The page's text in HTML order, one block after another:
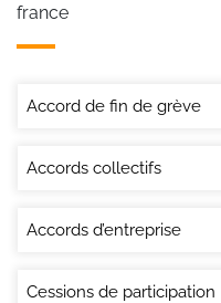
france
Accord de fin de grève
Accords collectifs
Accords d’entreprise
Cessions de participation